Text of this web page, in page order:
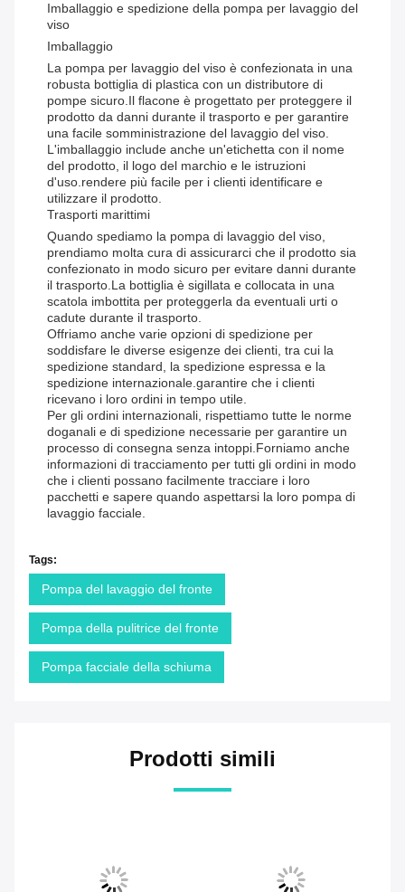
Imballaggio e spedizione della pompa per lavaggio del
viso
Imballaggio
La pompa per lavaggio del viso è confezionata in una
robusta bottiglia di plastica con un distributore di
pompe sicuro.Il flacone è progettato per proteggere il
prodotto da danni durante il trasporto e per garantire
una facile somministrazione del lavaggio del viso.
L'imballaggio include anche un'etichetta con il nome
del prodotto, il logo del marchio e le istruzioni
d'uso.rendere più facile per i clienti identificare e
utilizzare il prodotto.
Trasporti marittimi
Quando spediamo la pompa di lavaggio del viso,
prendiamo molta cura di assicurarci che il prodotto sia
confezionato in modo sicuro per evitare danni durante
il trasporto.La bottiglia è sigillata e collocata in una
scatola imbottita per proteggerla da eventuali urti o
cadute durante il trasporto.
Offriamo anche varie opzioni di spedizione per
soddisfare le diverse esigenze dei clienti, tra cui la
spedizione standard, la spedizione espressa e la
spedizione internazionale.garantire che i clienti
ricevano i loro ordini in tempo utile.
Per gli ordini internazionali, rispettiamo tutte le norme
doganali e di spedizione necessarie per garantire un
processo di consegna senza intoppi.Forniamo anche
informazioni di tracciamento per tutti gli ordini in modo
che i clienti possano facilmente tracciare i loro
pacchetti e sapere quando aspettarsi la loro pompa di
lavaggio facciale.
Tags:
Pompa del lavaggio del fronte
Pompa della pulitrice del fronte
Pompa facciale della schiuma
Prodotti simili